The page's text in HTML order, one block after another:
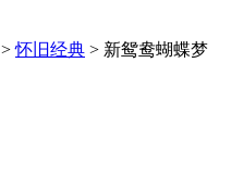
>怀旧经典 > 新鸳鸯蝴蝶梦